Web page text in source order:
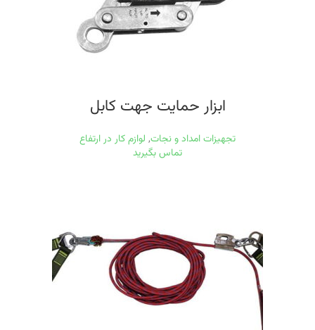
ابزار حمايت جهت كابل
تجهیزات امداد و نجات, لوازم کار در ارتفاع
تماس بگیرید